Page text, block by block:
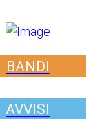
BANDI
AVVISI